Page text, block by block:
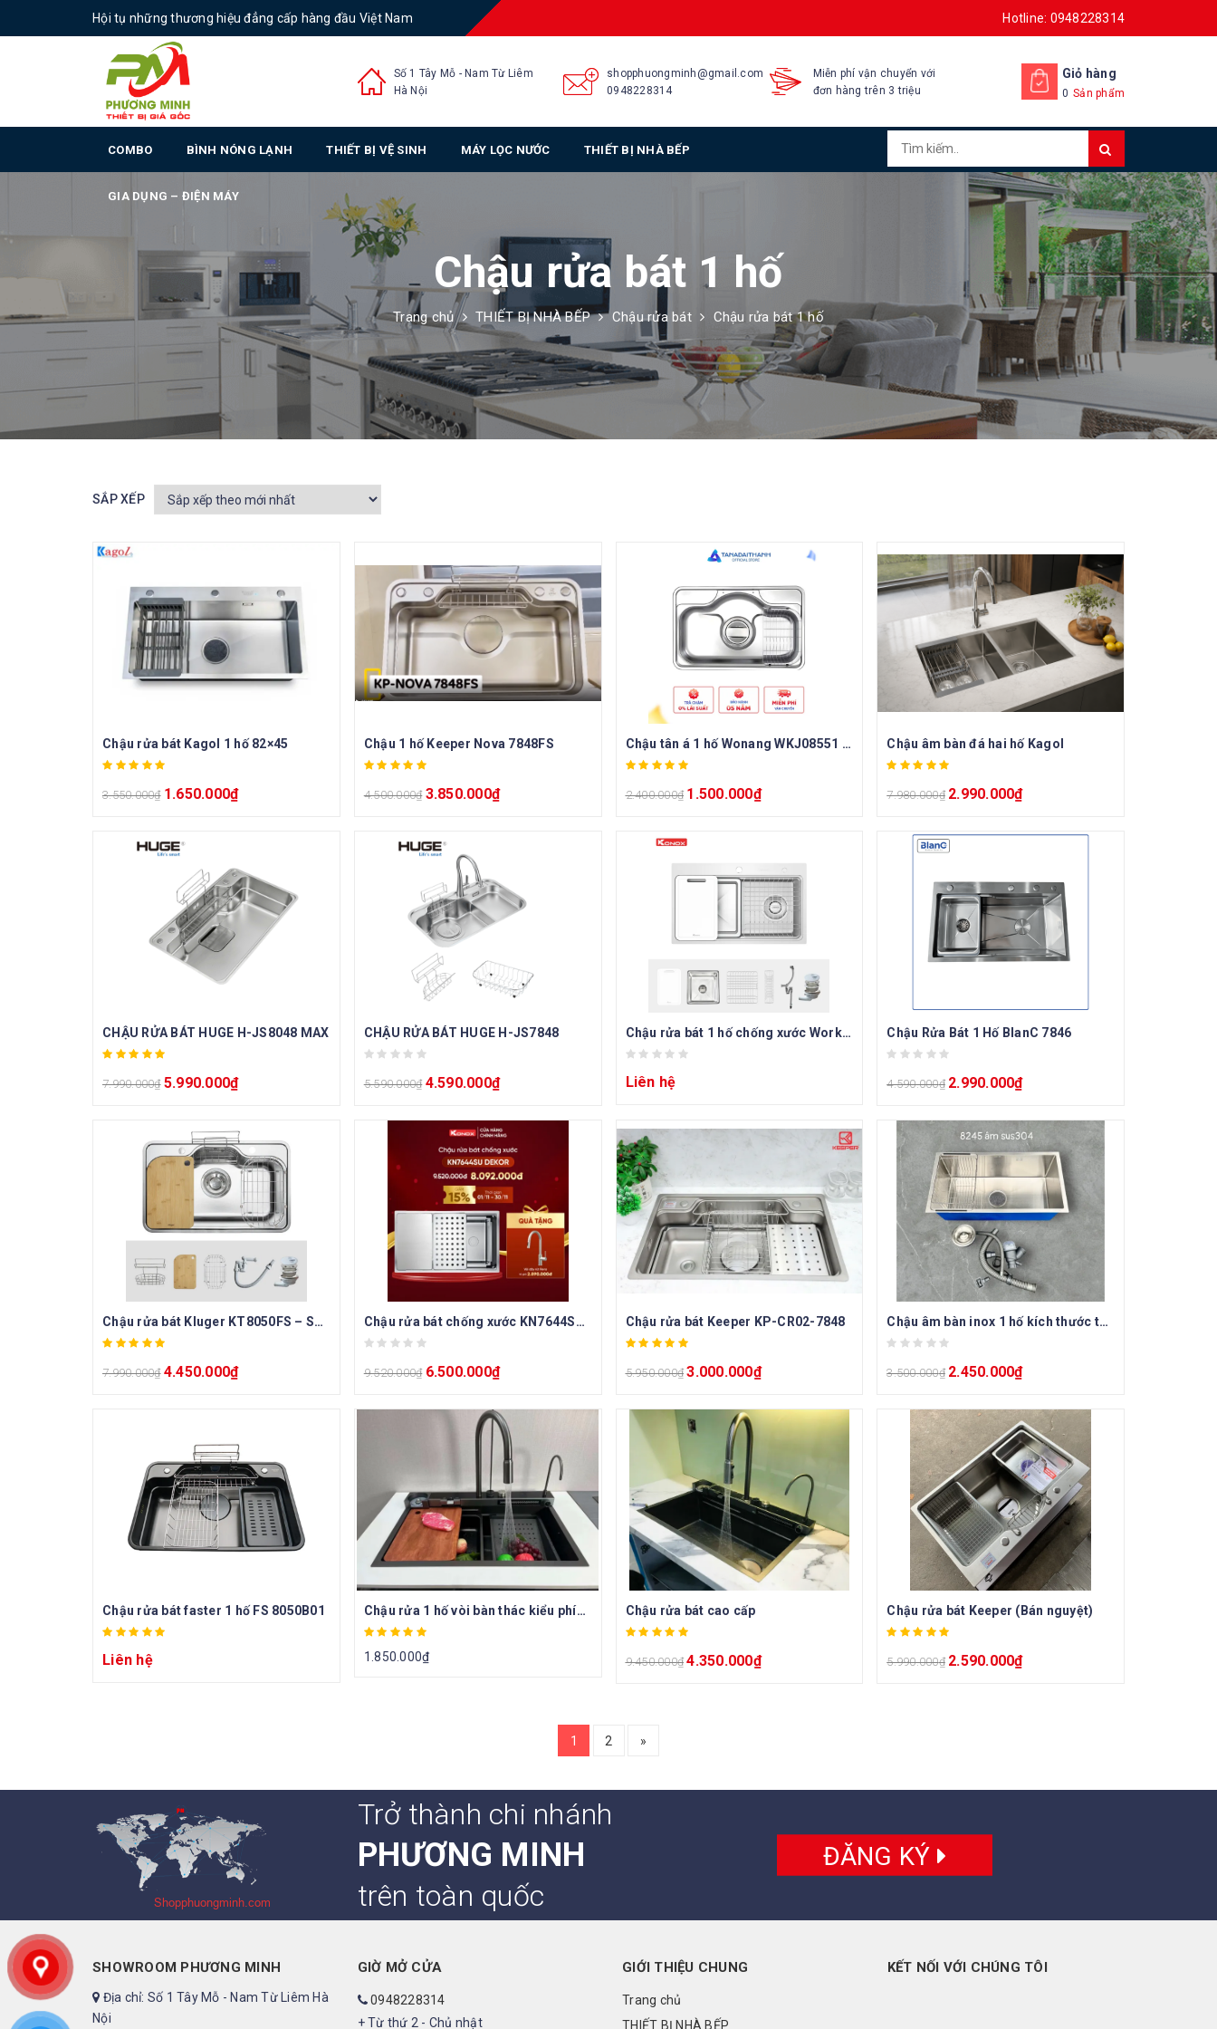
Hội tụ những thương hiệu đẳng cấp hàng đầu Việt Nam Hotline: 0948228314
Số 1 Tây Mỗ - Nam Từ Liêm
Hà Nội
shopphuongminh@gmail.com
0948228314
Miễn phí vận chuyển với
đơn hàng trên 3 triệu
Giỏ hàng
0 Sản phẩm
COMBO BÌNH NÓNG LẠNH THIẾT BỊ VỆ SINH MÁY LỌC NƯỚC THIẾT BỊ NHÀ BẾP
GIA DỤNG – ĐIỆN MÁY
Chậu rửa bát 1 hố
Trang chủ THIẾT BỊ NHÀ BẾP Chậu rửa bát Chậu rửa bát 1 hố
SẮP XẾP
Chậu rửa bát Kagol 1 hố 82×45
3.550.000₫ 1.650.000₫
Chậu 1 hố Keeper Nova 7848FS
4.500.000₫ 3.850.000₫
Chậu tân á 1 hố Wonang WKJ08551 inox 304 – Made In Korea
2.400.000₫ 1.500.000₫
Chậu âm bàn đá hai hố Kagol
7.980.000₫ 2.990.000₫
CHẬU RỬA BÁT HUGE H-JS8048 MAX
7.990.000₫ 5.990.000₫
CHẬU RỬA BÁT HUGE H-JS7848
5.590.000₫ 4.590.000₫
Chậu rửa bát 1 hố chống xước Workstation Sink KN8048TS Dekor
Liên hệ
Chậu Rửa Bát 1 Hố BlanC 7846
4.590.000₫ 2.990.000₫
Chậu rửa bát Kluger KT8050FS – S80 Plus
7.990.000₫ 4.450.000₫
Chậu rửa bát chống xước KN7644SU Dekor TẶNG vòi rửa bát dây rút RENO
9.520.000₫ 6.500.000₫
Chậu rửa bát Keeper KP-CR02-7848
5.950.000₫ 3.000.000₫
Chậu âm bàn inox 1 hố kích thước to 82x45cm
3.500.000₫ 2.450.000₫
Chậu rửa bát faster 1 hố FS 8050B01
Liên hệ
Chậu rửa 1 hố vòi bàn thác kiểu phím đàn có hiển thị nhiệt độ
1.850.000₫
Chậu rửa bát cao cấp
9.450.000₫ 4.350.000₫
Chậu rửa bát Keeper (Bán nguyệt)
5.990.000₫ 2.590.000₫
1 2 »
Trở thành chi nhánh
PHƯƠNG MINH
trên toàn quốc
ĐĂNG KÝ
SHOWROOM PHƯƠNG MINH
Địa chỉ: Số 1 Tây Mỗ - Nam Từ Liêm Hà
Nội
GIỜ MỞ CỬA
0948228314
+ Từ thứ 2 - Chủ nhật
GIỚI THIỆU CHUNG
Trang chủ
THIẾT BỊ NHÀ BẾP
KẾT NỐI VỚI CHÚNG TÔI